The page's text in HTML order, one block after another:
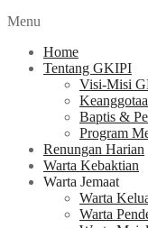
Menu
Home
Tentang GKIPI
Visi-Misi
Baptis &
Program
Renungan Harian
Warta Kebaktian
Warta Jemaat
Warta
Warta